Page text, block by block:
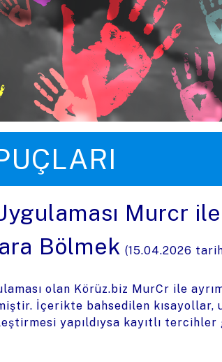
Murcr ile
Bölmek (15.04.2026
olan Körüz.biz MurCr ile
İçerikte bahsedilen kısayollar,
yapıldıysa kayıtlı